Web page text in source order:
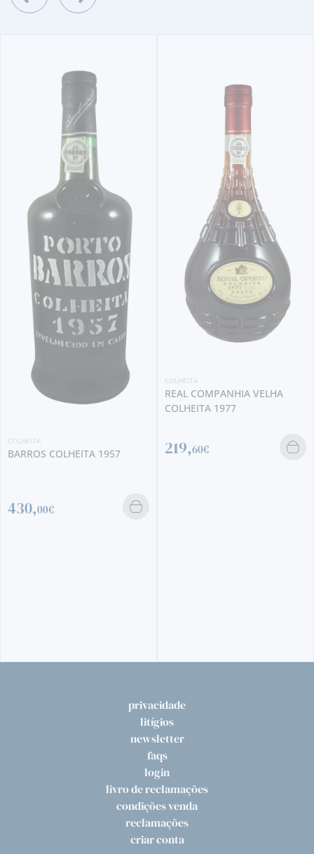
COLHEITA
REAL COMPANHIA VELHA
COLHEITA 1977
219,60€
privacidade
litígios
newsletter
faqs
login
livro de reclamações
condições venda
reclamações
criar conta